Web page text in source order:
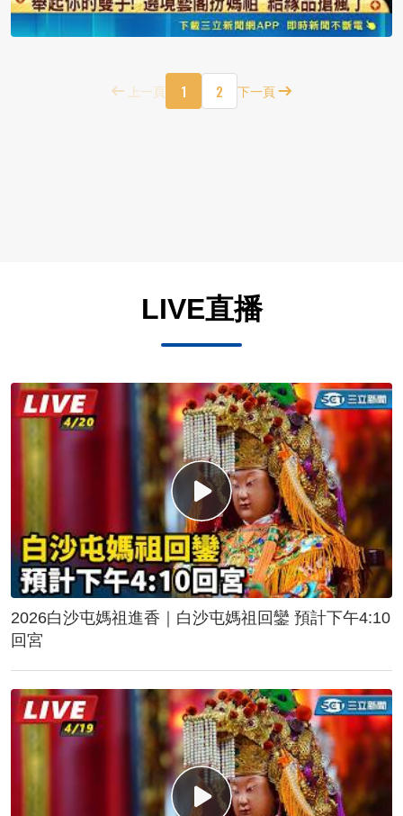
上一頁 1 2 下一頁
LIVE直播
2026白沙屯媽祖進香｜白沙屯媽祖回鑾 預計下午4:10
回宮